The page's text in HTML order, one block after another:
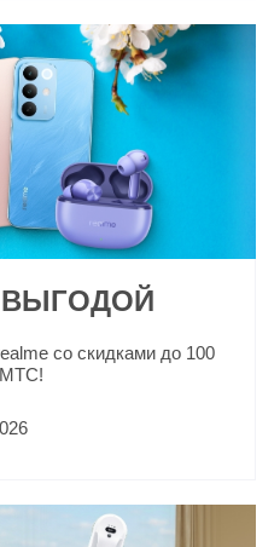
ВЫГОДОЙ
со скидками до 100
МТС!